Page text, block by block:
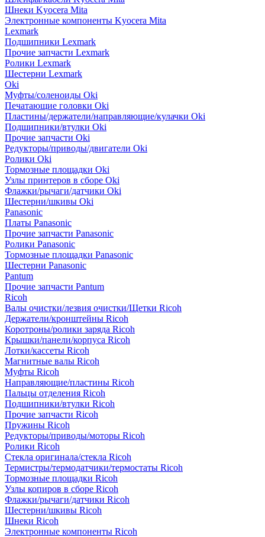
Шнеки Kyocera Mita
Электронные компоненты Kyocera Mita
Lexmark
Подшипники Lexmark
Прочие запчасти Lexmark
Ролики Lexmark
Шестерни Lexmark
Oki
Муфты/соленоиды Oki
Печатающие головки Oki
Пластины/держатели/направляющие/кулачки Oki
Подшипники/втулки Oki
Прочие запчасти Oki
Редукторы/приводы/двигатели Oki
Ролики Oki
Тормозные площадки Oki
Узлы принтеров в сборе Oki
Флажки/рычаги/датчики Oki
Шестерни/шкивы Oki
Panasonic
Платы Panasonic
Прочие запчасти Panasonic
Ролики Panasonic
Тормозные площадки Panasonic
Шестерни Panasonic
Pantum
Прочие запчасти Pantum
Ricoh
Валы очистки/лезвия очистки/Щетки Ricoh
Держатели/кронштейны Ricoh
Коротроны/ролики заряда Ricoh
Крышки/панели/корпуса Ricoh
Лотки/кассеты Ricoh
Магнитные валы Ricoh
Муфты Ricoh
Направляющие/пластины Ricoh
Пальцы отделения Ricoh
Подшипники/втулки Ricoh
Прочие запчасти Ricoh
Пружины Ricoh
Редукторы/приводы/моторы Ricoh
Ролики Ricoh
Стекла оригинала/стекла Ricoh
Термистры/термодатчики/термостаты Ricoh
Тормозные площадки Ricoh
Узлы копиров в сборе Ricoh
Флажки/рычаги/датчики Ricoh
Шестерни/шкивы Ricoh
Шнеки Ricoh
Электронные компоненты Ricoh